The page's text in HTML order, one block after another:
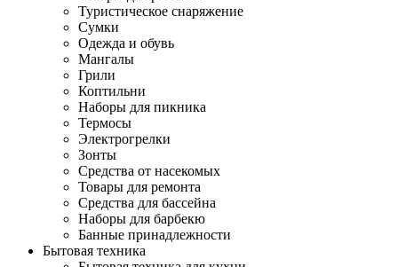
Туристическое снаряжение
Сумки
Одежда и обувь
Мангалы
Грили
Коптильни
Наборы для пикника
Термосы
Электрогрелки
Зонты
Средства от насекомых
Товары для ремонта
Средства для бассейна
Наборы для барбекю
Банные принадлежности
Бытовая техника